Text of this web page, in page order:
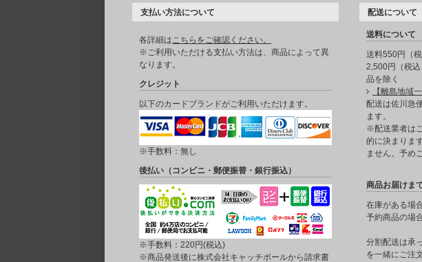
支払い方法について
各詳細はこちらをご確認ください。
※ご利用いただける支払い方法は、商品によって異
なります。
クレジット
以下のカードブランドがご利用いただけます。
※手数料：無し
後払い（コンビニ・郵便振替・銀行振込）
※手数料：220円(税込)
※商品発送後に株式会社キャッチボールから請求書
配送について
送料について
送料550円（
2,500円（税
品を除く
【離島地域
配送は佐川急
ます。
※配送業者は
的に決まりま
ません。予め
商品お届けま
在庫がある場
予約商品の場
分割配送は承
を一緒にご注